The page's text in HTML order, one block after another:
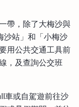
帶，除了大梅沙與
沙站」和「小梅沙
用公共交通工具前
，及查詢公交班
車或自駕遊前往沙